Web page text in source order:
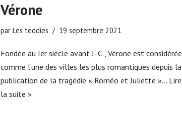
Vérone
par Les teddies 19 septembre 2021
Fondée au Ier siècle avant J.-C., Vérone est considérée
comme l’une des villes les plus romantiques depuis la
publication de la tragédie « Roméo et Juliette »… Lire
la suite »